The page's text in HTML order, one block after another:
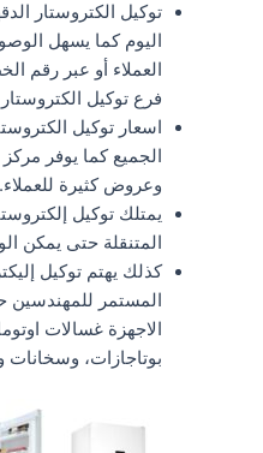
توكيل الكتروستار
اليوم كما يسهل
العملاء أو عبر رقم
فرع توكيل الكتروستار
اسعار توكيل
الجميع كما يوفر
وعروض كثيرة للعملاء.
يمتلك توكيل
المتنقلة حتى يمكن
كذلك يهتم توكيل
المستمر
الاجهزة غسالات
بوتاجازات، وسخانات